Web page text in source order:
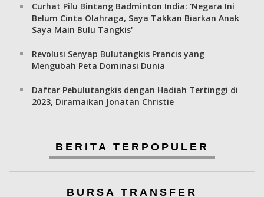
Curhat Pilu Bintang Badminton India: 'Negara Ini
Belum Cinta Olahraga, Saya Takkan Biarkan Anak
Saya Main Bulu Tangkis'
Revolusi Senyap Bulutangkis Prancis yang
Mengubah Peta Dominasi Dunia
Daftar Pebulutangkis dengan Hadiah Tertinggi di
2023, Diramaikan Jonatan Christie
BERITA TERPOPULER
BURSA TRANSFER